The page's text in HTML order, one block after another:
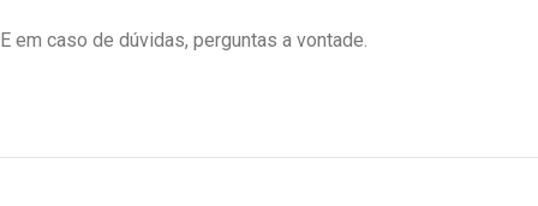
E em caso de dúvidas, perguntas a vontade.